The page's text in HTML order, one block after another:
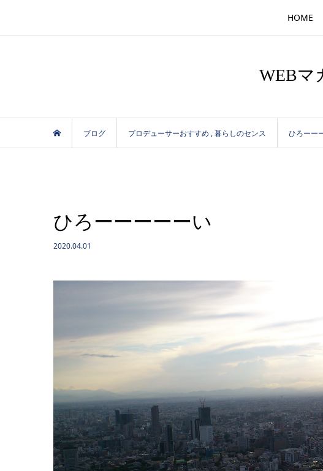
HOME
WEBマ
ブログ プロデューサーおすすめ ,暮らしのセンス ひろーー
ひろーーーーーい
2020.04.01